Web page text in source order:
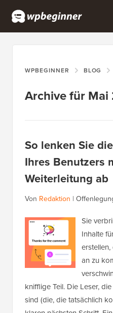
WPBEGINNER BLOG
Archive für Mai
So lenken Sie
Ihres Benutzers
Weiterleitung ab
Von Redaktion |
Sie
Inhalte
an zu
knifflige Teil. Die Leser,
sind (die, die tatsächlich